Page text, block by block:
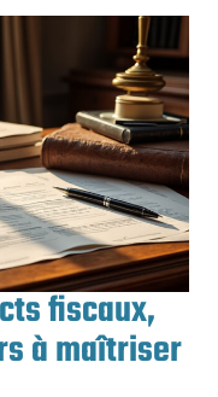
fiscaux,
à maîtriser